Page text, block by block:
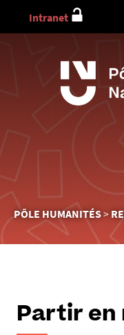
Vous
êtes
ici :
PÔLE HUMANITÉS
Intranet
Partir en